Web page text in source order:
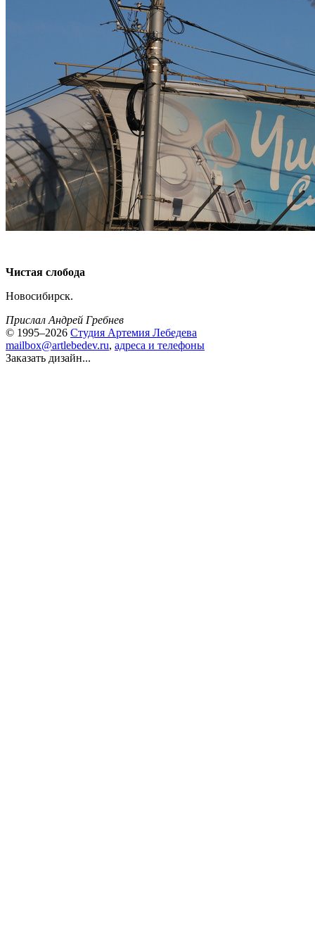
Чистая слобода
Новосибирск.
Прислал Андрей Гребнев
© 1995–2026 Студия Артемия Лебедева
mailbox@artlebedev.ru, адреса и телефоны
Заказать дизайн...